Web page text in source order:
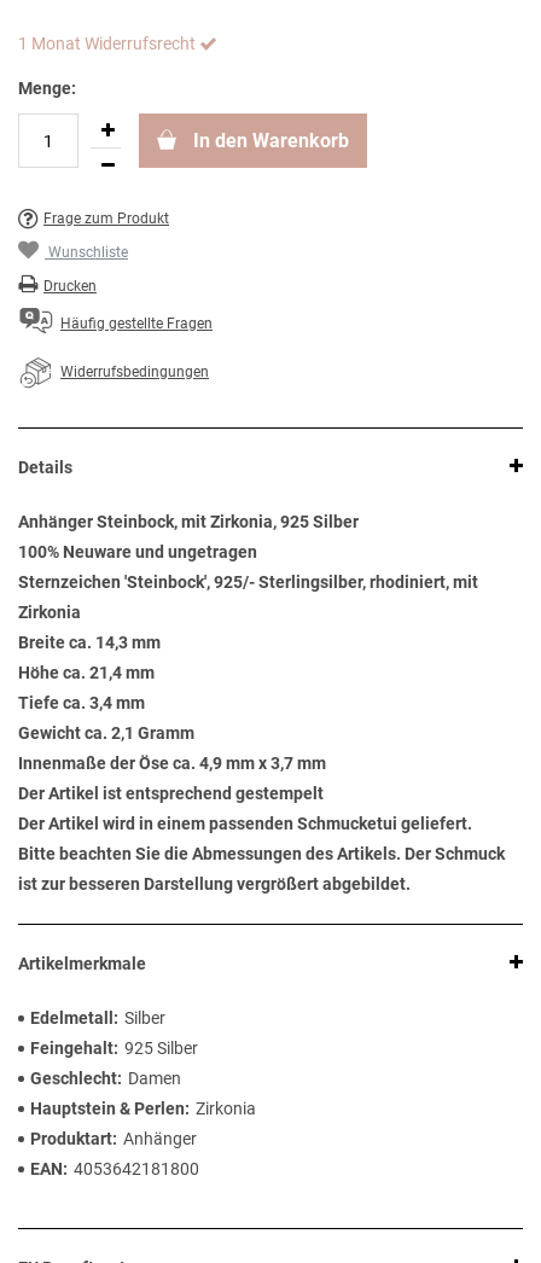
1 Monat Widerrufsrecht
Menge:
In den Warenkorb
Frage zum Produkt
Wunschliste
Drucken
Häufig gestellte Fragen
Widerrufsbedingungen
Details
Anhänger Steinbock, mit Zirkonia, 925 Silber
100% Neuware und ungetragen
Sternzeichen 'Steinbock', 925/- Sterlingsilber, rhodiniert, mit
Zirkonia
Breite ca. 14,3 mm
Höhe ca. 21,4 mm
Tiefe ca. 3,4 mm
Gewicht ca. 2,1 Gramm
Innenmaße der Öse ca. 4,9 mm x 3,7 mm
Der Artikel ist entsprechend gestempelt
Der Artikel wird in einem passenden Schmucketui geliefert.
Bitte beachten Sie die Abmessungen des Artikels. Der Schmuck
ist zur besseren Darstellung vergrößert abgebildet.
Artikelmerkmale
Edelmetall
Silber
Feingehalt 925 Silber
Geschlecht
Damen
Hauptstein & Perlen
Zirkonia
Produktart Anhänger
EAN
4053642181800